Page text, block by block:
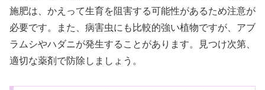
施肥は、かえって生育を阻害する可能性があるため注意が
必要です。また、病害虫にも比較的強い植物ですが、アブ
ラムシやハダニが発生することがあります。見つけ次第、
適切な薬剤で防除しましょう。